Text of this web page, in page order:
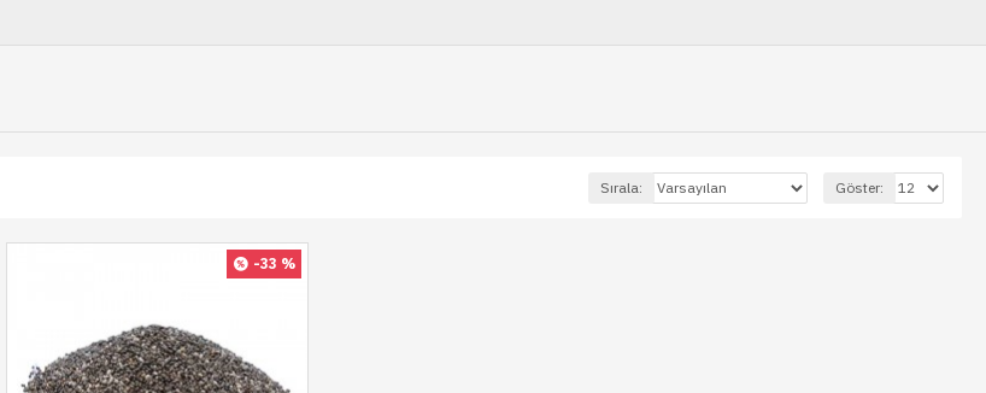
Sırala: Göster:
-33 %